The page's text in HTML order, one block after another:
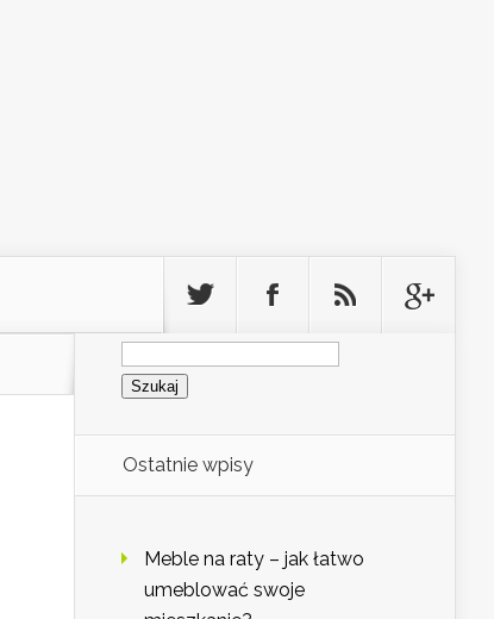
Szukaj:
Ostatnie wpisy
Meble na raty – jak łatwo
umeblować swoje